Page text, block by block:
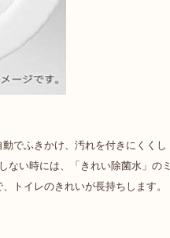
でふきかけ、汚れを付きにくくし
ない時には、「きれい除菌水」のミ
トイレのきれいが長持ちします。